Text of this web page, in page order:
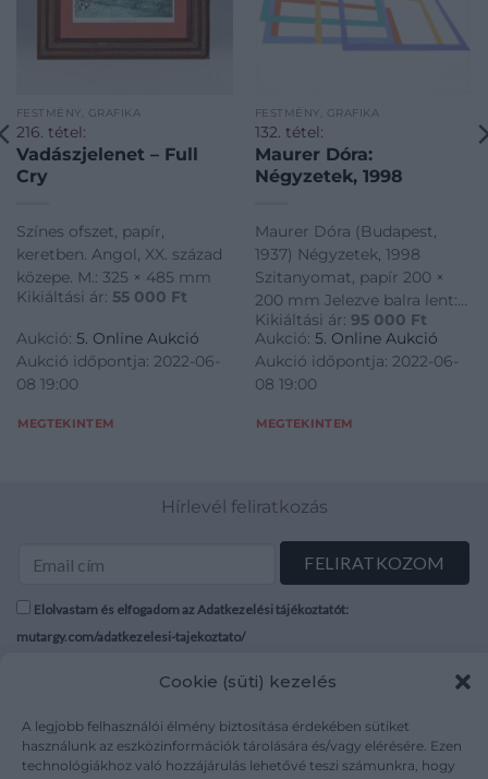
Cookie (süti) kezelés
A legjobb felhasználói élmény biztosítása érdekében sütiket
használunk az eszközinformációk tárolására és/vagy elérésére. Ezen
technológiákhoz való hozzájárulás lehetővé teszi számunkra, hogy
FESTMÉNY, GRAFIKA
216. tétel:
Vadászjelenet – Full
Cry
Színes ofszet, papír,
keretben. Angol, XX. század
közepe. M.: 325 × 485 mm
Kikiáltási ár: 55 000 Ft
Aukció: 5. Online Aukció
Aukció időpontja: 2022-06-
08 19:00
MEGTEKINTEM
FESTMÉNY, GRAFIKA
132. tétel:
Maurer Dóra:
Négyzetek, 1998
Maurer Dóra (Budapest,
1937) Négyzetek, 1998
Szitanyomat, papír 200 ×
200 mm Jelezve balra lent:
66/100 Jelezve jobbra lent:
Maurer 98
Kikiáltási ár: 95 000 Ft
Aukció: 5. Online Aukció
Aukció időpontja: 2022-06-
08 19:00
MEGTEKINTEM
Hírlevél feliratkozás
Elolvastam és elfogadom az Adatkezelési tájékoztatót:
mutargy.com/adatkezelesi-tajekoztato/
Médiaajánlat
Karrier
Kapcsolat
Áraink
ÁSZF
Adatvédelem
Impresszum